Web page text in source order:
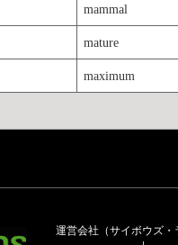
mammal
mature
maximum
運営会社（サイボウズ・